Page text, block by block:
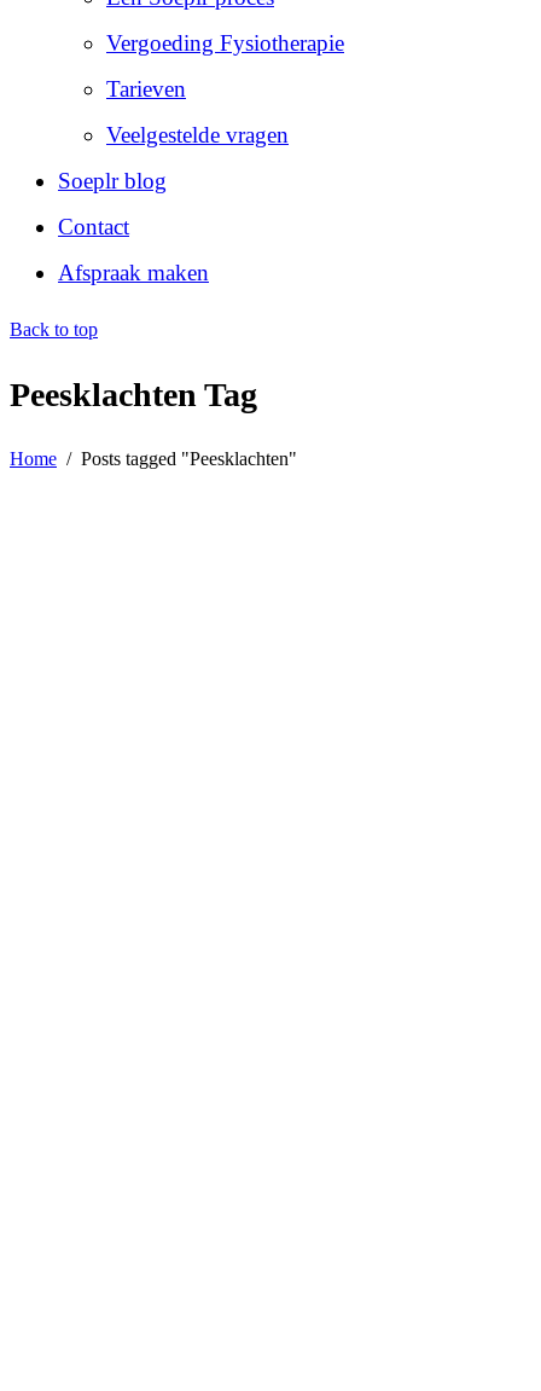
Vergoeding Fysiotherapie
Tarieven
Veelgestelde vragen
Soeplr blog
Contact
Afspraak maken
Back to top
Peesklachten Tag
Home / Posts tagged "Peesklachten"